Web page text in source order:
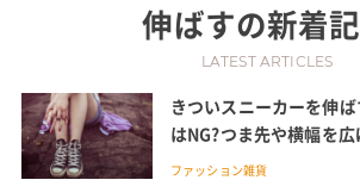
伸ばすの新着
LATEST ARTICLES
きついスニーカーを伸
はNG?つま先や横幅を
ファッション雑貨